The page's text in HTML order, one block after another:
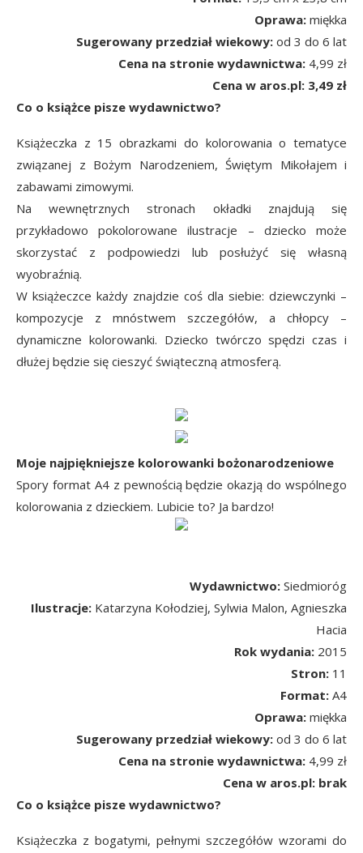
Oprawa: miękka
Sugerowany przedział wiekowy: od 3 do 6 lat
Cena na stronie wydawnictwa: 4,99 zł
Cena w aros.pl: 3,49 zł
Co o książce pisze wydawnictwo?
Książeczka z 15 obrazkami do kolorowania o tematyce
związanej z Bożym Narodzeniem, Świętym Mikołajem i
zabawami zimowymi.
Na wewnętrznych stronach okładki znajdują się
przykładowo pokolorowane ilustracje – dziecko może
skorzystać z podpowiedzi lub posłużyć się własną
wyobraźnią.
W książeczce każdy znajdzie coś dla siebie: dziewczynki –
kompozycje z mnóstwem szczegółów, a chłopcy –
dynamiczne kolorowanki. Dziecko twórczo spędzi czas i
dłużej będzie się cieszyć świąteczną atmosferą.
Moje najpiękniejsze kolorowanki bożonarodzeniowe
Spory format A4 z pewnością będzie okazją do wspólnego
kolorowania z dzieckiem. Lubicie to? Ja bardzo!
Wydawnictwo: Siedmioróg
Ilustracje: Katarzyna Kołodziej, Sylwia Malon, Agnieszka
Hacia
Rok wydania: 2015
Stron: 11
Format: A4
Oprawa: miękka
Sugerowany przedział wiekowy: od 3 do 6 lat
Cena na stronie wydawnictwa: 4,99 zł
Cena w aros.pl: brak
Co o książce pisze wydawnictwo?
Książeczka z bogatymi, pełnymi szczegółów wzorami do